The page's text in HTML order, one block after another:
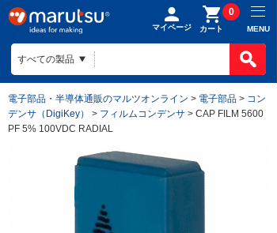
マイページ カート
0
MENU
電子部品・半導体通販のマルツオンライン > 電子部品 > コン
デンサ（DigiKey）
> フィルムコンデンサ > CAP FILM 5600
PF 5% 100VDC RADIAL